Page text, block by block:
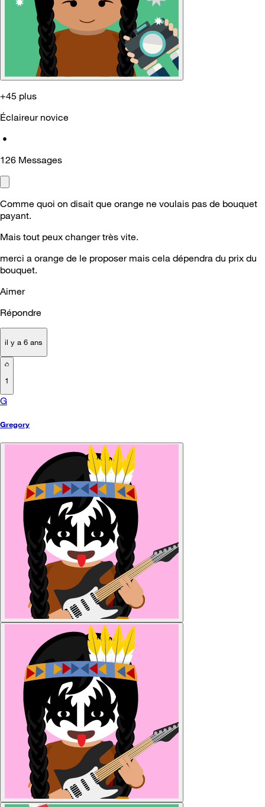
+45 plus
Éclaireur novice
•
126 Messages
Comme quoi on disait que orange ne voulais pas de bouquet
payant.
Mais tout peux changer très vite.
merci a orange de le proposer mais cela dépendra du prix du
bouquet.
Aimer
Répondre
il y a 6 ans
1
G
Gregory